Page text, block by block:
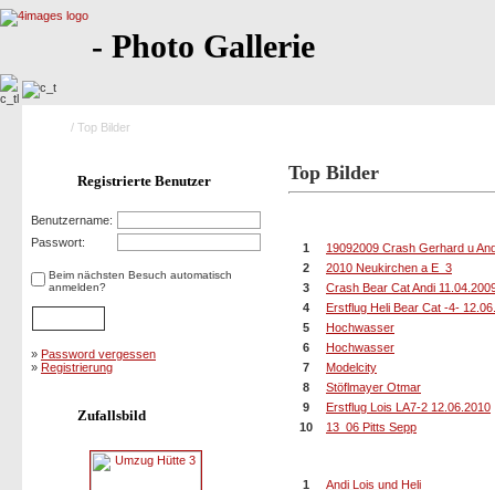
- Photo Gallerie
/ Top Bilder
Registrierte Benutzer
Benutzername:
Passwort:
Beim nächsten Besuch automatisch
anmelden?
» Password vergessen
» Registrierung
Zufallsbild
Top Bilder
1
19092009 Crash Gerhard u
2
2010 Neukirchen a E_3
3
Crash Bear Cat Andi
4
Erstflug Heli Bear Cat -4-
5
Hochwasser
6
Hochwasser
7
Modelcity
8
Stöflmayer Otmar
9
Erstflug Lois LA7-2 12.06.2010
10
13_06 Pitts Sepp
1
Andi Lois und Heli